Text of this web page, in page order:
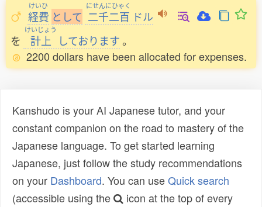
けいひ
経費 と して
にせんにひゃく
二千二百 ドル
を
けいじょう
計上 しております。
2200 dollars have been allocated for expenses.
Kanshudo is your AI Japanese tutor, and your
constant companion on the road to mastery of the
Japanese language. To get started learning
Japanese, just follow the study recommendations
on your Dashboard. You can useQuick search
(accessible using the
icon at the top of every